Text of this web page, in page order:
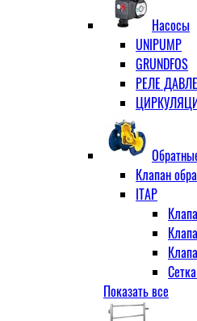
Сгон
Насосы
UNIPUMP
GRUNDFOS
РЕЛЕ
Клапан
ITAP
VALTEC
АДЛ
Показать все